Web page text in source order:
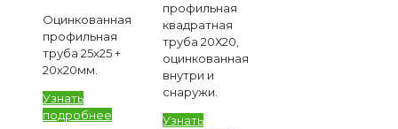
Оцинкованная
профильная
труба 25х25 +
20х20мм.
Узнать
подробнее
профильная
квадратная
труба 20Х20,
оцинкованная
внутри и
снаружи.
Узнать